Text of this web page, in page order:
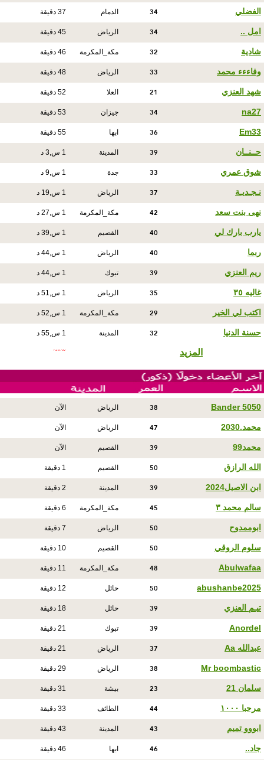
الفضلي 34 الدمام 37 دقيقة
امل .. 34 الرياض 45 دقيقة
شادية 32 مكة_المكرمة 46 دقيقة
وفاءءء محمد 33 الرياض 48 دقيقة
شهد العنزي 21 العلا 52 دقيقة
na27
34 جيزان 53 دقيقة
Em33
36 ابها 55 دقيقة
حــنــان 39 المدينة 1 س,3 د
شوق عمري 33 جدة 1 س,9 د
نـجـديـة 37 الرياض 1 س,19 د
نهى بنت سعد 42 مكة_المكرمة 1 س,27 د
يارب بارك لي 40 القصيم 1 س,39 د
ربما 40 الرياض 1 س,44 د
ريم العنزي 39 تبوك 1 س,44 د
غاليه ٣٥ 35 الرياض 1 س,51 د
اكتب لي الخير 29 مكة_المكرمة 1 س,52 د
حسنة الدنيا 32 المدينة 1 س,55 د
المزيد
Bander 5050
38 الرياض الآن
محمد.2030 47 الرياض الآن
محمد99 39 القصيم الآن
الله الرازق 50 القصيم 1 دقيقة
ابن الاصيل2024 39 المدينة 2 دقيقة
سالم محمد ٣ 45 مكة_المكرمة 6 دقيقة
ابوممدوح 50 الرياض 7 دقيقة
سلوم الروقي 50 القصيم 10 دقيقة
Abulwafaa
48 مكة_المكرمة 11 دقيقة
abushanbe2025
50 حائل 12 دقيقة
تيـم العنزي 39 حائل 18 دقيقة
Anordel
39 تبوك 21 دقيقة
عبدالله Aa 37 الرياض 21 دقيقة
Mr boombastic
38 الرياض 29 دقيقة
سلمان 21 23 بيشة 31 دقيقة
مرحبا ١٠٠٠ 44 الطائف 33 دقيقة
ابووو تميم 43 المدينة 43 دقيقة
جاد.. 46 ابها 46 دقيقة